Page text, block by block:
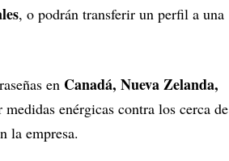
, o podrán transferir un perfil a una
en Canadá, Nueva Zelanda,
enérgicas contra los cerca de
la empresa.